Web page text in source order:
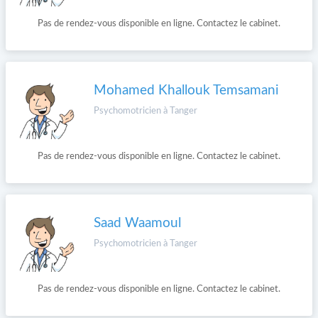
Pas de rendez-vous disponible en ligne. Contactez le cabinet.
Mohamed Khallouk Temsamani
Psychomotricien à Tanger
Pas de rendez-vous disponible en ligne. Contactez le cabinet.
Saad Waamoul
Psychomotricien à Tanger
Pas de rendez-vous disponible en ligne. Contactez le cabinet.